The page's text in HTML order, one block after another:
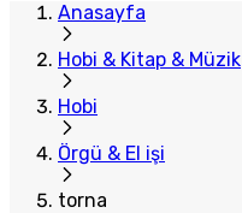
Anasayfa
Hobi & Kitap & Müzik
Hobi
Örgü & El işi
torna